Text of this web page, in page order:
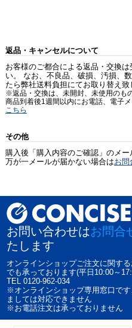
返品・キャンセルについて
お客様のご都合による返品・交換
い。 なお、不良品、破損、汚損、
たら弊社送料負担にてお取り替え致
※返品・交換は、未開封、未使用のも
商品到着後1週間以内にお電話、電子
こちら
その他
購入後「購入内容のご確認」のメー
万が一メールが届かない場合はお問
お問い合わせはお問合
たします
オンラインショップご注文に関す
でも承っております(平日10:00～
TEL 0120-962-034
※オンラインショップ専用窓口で
ましては対応できません
※お電話注文は承っておりません